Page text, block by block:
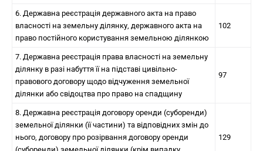
6. Державна реєстрація державного акта на право
власності на земельну ділянку, державного акта на
право постійного користування земельною ділянкою
102
7. Державна реєстрація права власності на земельну
ділянку в разі набуття її на підставі цивільно-
правового договору щодо відчуження земельної
ділянки або свідоцтва про право на спадщину
97
8. Державна реєстрація договору оренди (суборенди)
земельної ділянки (її частини) та відповідних змін до
нього, договору про розірвання договору оренди
129